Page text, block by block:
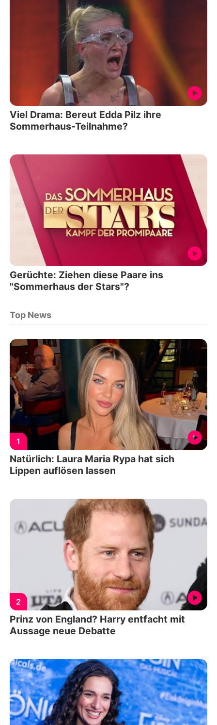
Viel Drama: Bereut Edda Pilz ihre
Sommerhaus-Teilnahme?
Gerüchte: Ziehen diese Paare ins
"Sommerhaus der Stars"?
Top News
1
Natürlich: Laura Maria Rypa hat sich
Lippen auflösen lassen
2
Prinz von England? Harry entfacht mit
Aussage neue Debatte